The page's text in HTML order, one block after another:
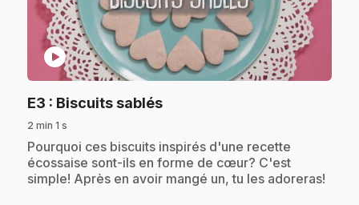
play_circle
E3 : Biscuits sablés.
2 min 1 s
.Pourquoi ces biscuits inspirés d'une recette
écossaise sont-ils en forme de cœur? C'est
simple! Après en avoir mangé un, tu les adoreras!